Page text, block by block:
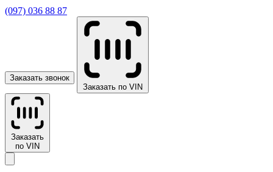
(097) 036 88 87
Заказать звонок
Заказать по VIN
Заказать
по VIN